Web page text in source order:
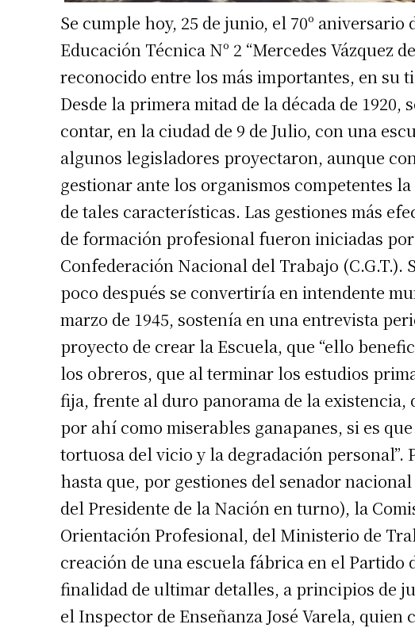
Se cumple hoy, 25 de junio, el 70º
Educación Técnica Nº 2 “Mercedes Vázquez
reconocido entre los más importantes, en su
Desde la primera mitad de la década de 1920,
contar, en la ciudad de 9 de Julio, con una
algunos legisladores proyectaron, aunque
gestionar ante los organismos competentes
de tales características. Las gestiones más
de formación profesional fueron iniciadas
Confederación Nacional del Trabajo
poco después se convertiría en intendente
marzo de 1945, sostenía en una entrevista
proyecto de crear la Escuela, que “ello
los obreros, que al terminar los estudios
fija, frente al duro panorama de la existencia,
por ahí como miserables ganapanes, si es
tortuosa del vicio y la degradación
hasta que, por gestiones del senador
del Presidente de la Nación en turno), la
Orientación Profesional, del Ministerio de
creación de una escuela fábrica en el Partido
finalidad de ultimar detalles, a principios de
el Inspector de Enseñanza José Varela,